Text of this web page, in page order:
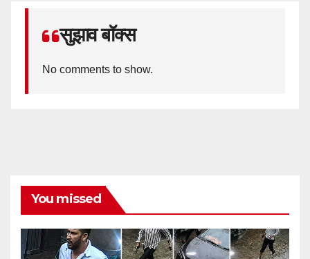
सुझाव बॉक्स
No comments to show.
You missed